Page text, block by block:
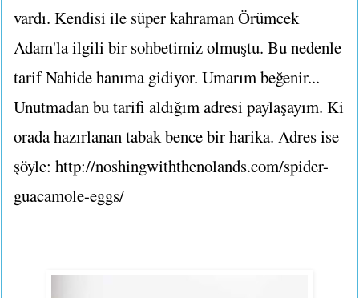
vardı. Kendisi ile süper kahraman Örümcek
Adam'la ilgili bir sohbetimiz olmuştu. Bu nedenle
tarif Nahide hanıma gidiyor. Umarım beğenir...
Unutmadan bu tarifi aldığım adresi paylaşayım. Ki
orada hazırlanan tabak bence bir harika. Adres ise
şöyle: http://noshingwiththenolands.com/spider-
guacamole-eggs/